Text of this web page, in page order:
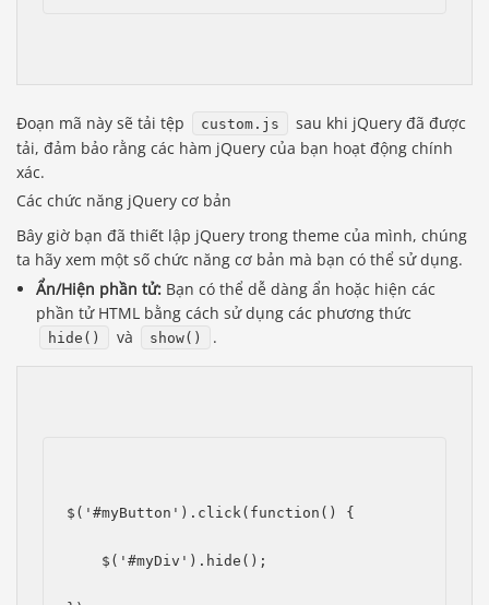
Đoạn mã này sẽ tải tệp custom.js
sau khi jQuery đã được
tải, đảm bảo rằng các hàm jQuery của bạn hoạt động chính
xác.
Các chức năng jQuery cơ bản
Bây giờ bạn đã thiết lập jQuery trong theme của mình, chúng
ta hãy xem một số chức năng cơ bản mà bạn có thể sử dụng.
Ẩn/Hiện phần tử: Bạn có thể dễ dàng ẩn hoặc hiện các
phần tử HTML bằng cách sử dụng các phương thức
hide() và show() .
$('#myButton').click(function() {
    $('#myDiv').hide();